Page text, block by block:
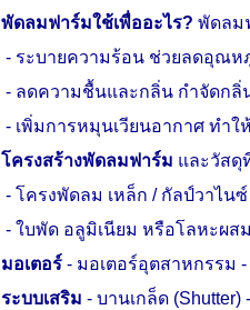
พัดลมฟาร์มใช้เพื่ออะไร? พัดลม
- ระบายความร้อน ช่วยลดอุณห
- ลดความชื้นและกลิ่น กำจัดกลิ่
- เพิ่มการหมุนเวียนอากาศ ทำ
โครงสร้างพัดลมฟาร์ม และวัสดุ
-โครงพัดลม เหล็ก / กัลป์วาไน
-ใบพัด อลูมิเนียม หรือโลหะผส
มอเตอร์- มอเตอร์อุตสาหกรรม-
ระบบเสริม- บานเกล็ด (Shutter) -